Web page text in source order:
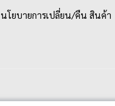
นโยบายการเปลี่ยน/คืน สินค้า